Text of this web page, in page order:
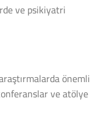
ve psikiyatri
önemli
ve atölye